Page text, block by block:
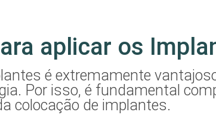
aplicar os
é extremamente
Por isso, é fundamental
colocação de implantes.